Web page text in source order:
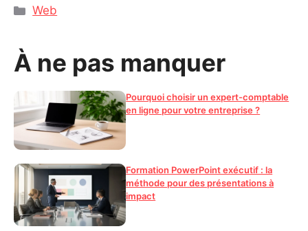
Catégories
Web
À ne pas manquer
Pourquoi choisir un expert-comptable
en ligne pour votre entreprise ?
Formation PowerPoint exécutif : la
méthode pour des présentations à
impact